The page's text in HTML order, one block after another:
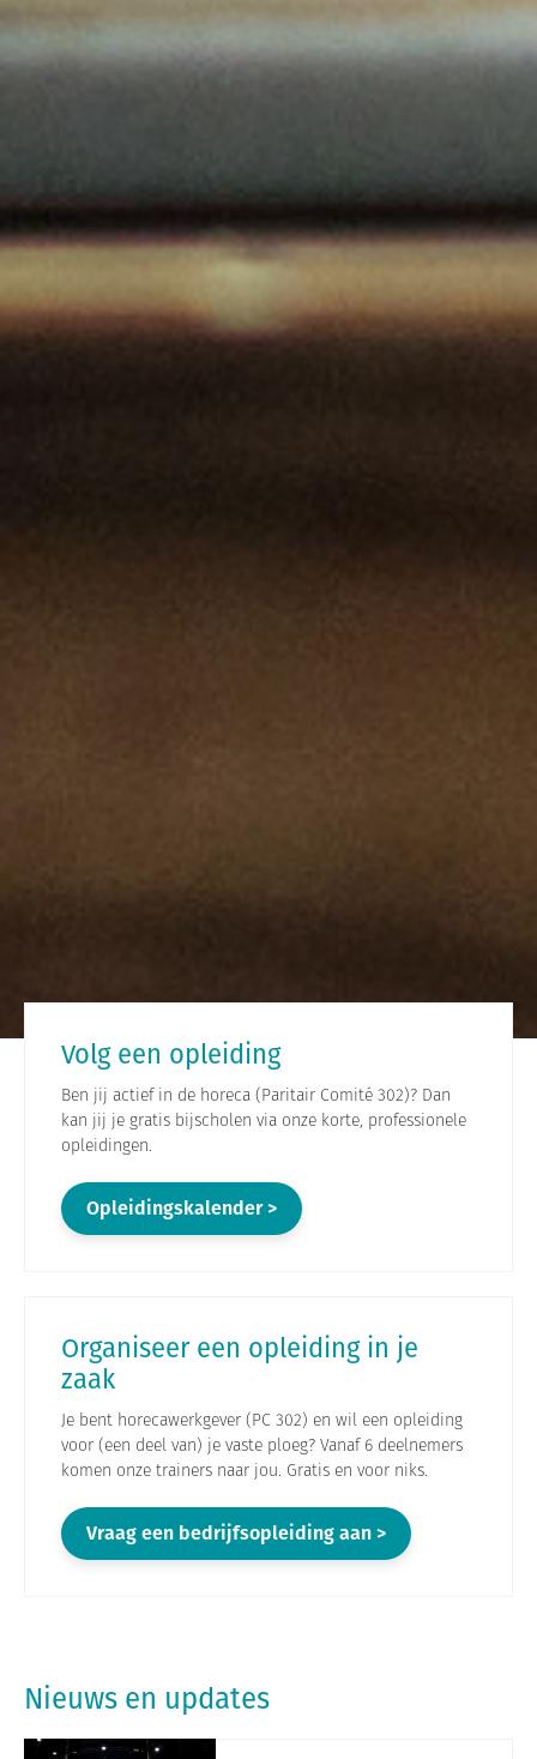
Volg een opleiding
Ben jij actief in de horeca (Paritair Comité 302)? Dan
kan jij je gratis bijscholen via onze korte, professionele
opleidingen.
Opleidingskalender >
Organiseer een opleiding in je
zaak
Je bent horecawerkgever (PC 302) en wil een opleiding
voor (een deel van) je vaste ploeg? Vanaf 6 deelnemers
komen onze trainers naar jou. Gratis en voor niks.
Vraag een bedrijfsopleiding aan >
Nieuws en updates